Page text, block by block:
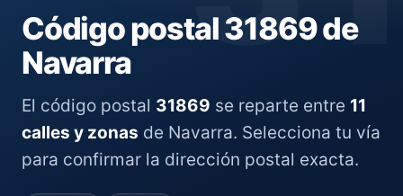
Código postal 31869 de
Navarra
El código postal 31869 se reparte entre 11
calles y zonas de Navarra. Selecciona tu vía
para confirmar la dirección postal exacta.